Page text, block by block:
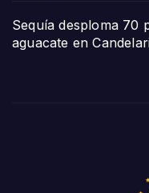
Sequía desploma 70
aguacate en